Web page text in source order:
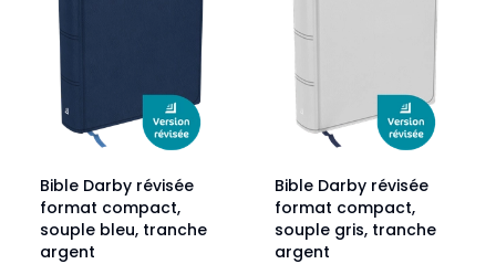
Bible Darby révisée
format compact,
souple bleu, tranche
argent
Bible Darby révisée
format compact,
souple gris, tranche
argent